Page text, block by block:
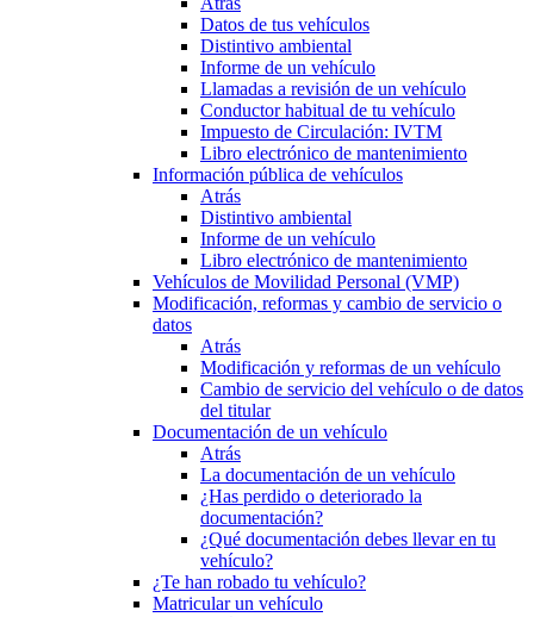
Datos de tus vehículos
Distintivo ambiental
Informe de un vehículo
Llamadas a revisión de un vehículo
Conductor habitual de tu vehículo
Impuesto de Circulación: IVTM
Libro electrónico de mantenimiento
Información pública de vehículos
Atrás
Distintivo ambiental
Informe de un vehículo
Libro electrónico de mantenimiento
Vehículos de Movilidad Personal (VMP)
Modificación, reformas y cambio de servicio o
datos
Atrás
Modificación y reformas de un vehículo
Cambio de servicio del vehículo o de datos
del titular
Documentación de un vehículo
Atrás
La documentación de un vehículo
¿Has perdido o deteriorado la
documentación?
¿Qué documentación debes llevar en tu
vehículo?
¿Te han robado tu vehículo?
Matricular un vehículo